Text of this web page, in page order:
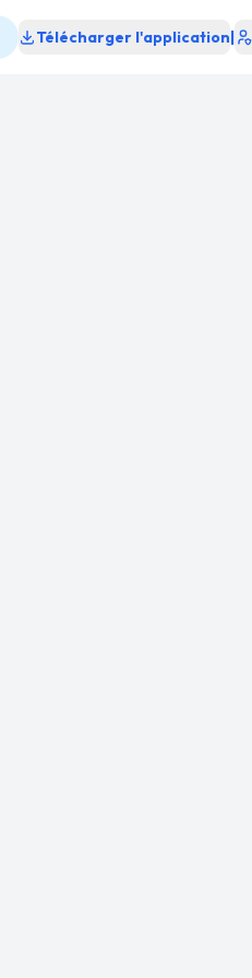
Télécharger l'application|